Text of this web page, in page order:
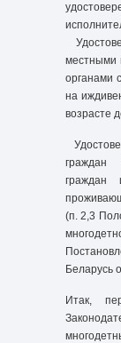
местными
органами
на
возрасте
граждан
граждан
(п. 2,3
Беларусь
Итак,